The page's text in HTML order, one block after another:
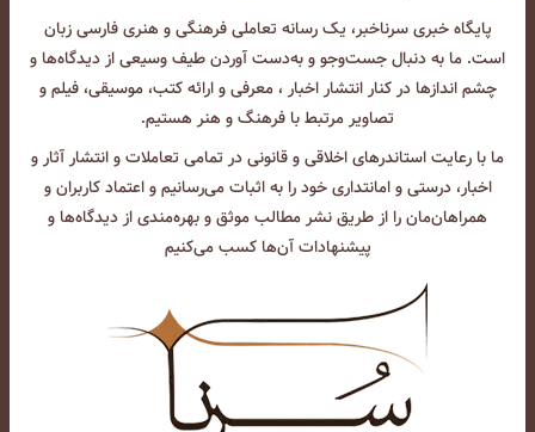
پایگاه خبری سرناخبر، یک رسانه تعاملی فرهنگی و هنری فارسی زبان
است. ما به دنبال جست‌و‌جو و به‌دست آوردن طیف وسیعی از دیدگاه‌ها و
چشم انداز‌ها در کنار انتشار اخبار ، معرفی و ارائه کتب، موسیقی، فیلم و
تصاویر مرتبط با فرهنگ و هنر هستیم.
ما با رعایت استاندرهای اخلاقی و قانونی در تمامی تعاملات و انتشار آثار و
اخبار، درستی و امانتداری خود را به اثبات می‌رسانیم و اعتماد کاربران و
همراهان‌مان را از طریق نشر مطالب موثق و بهره‌مندی از دیدگاه‌ها و
پیشنهادات آن‌ها کسب می‌کنیم